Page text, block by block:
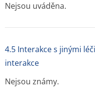
Nejsou uváděna.
4.5 Interakce s jinými
interakce
Nejsou známy.